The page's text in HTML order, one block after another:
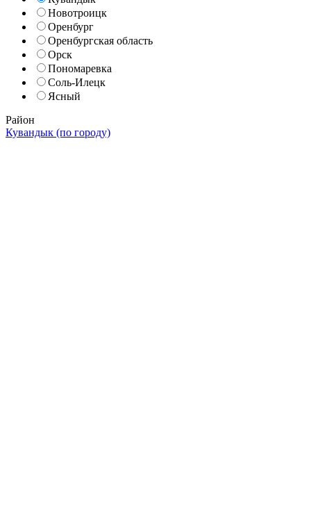
Новотроицк
Оренбург
Оренбургская область
Орск
Пономаревка
Соль-Илецк
Ясный
Район
Кувандык (по городу)